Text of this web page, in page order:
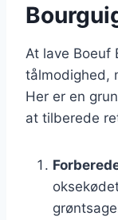
At lave Boeuf
tålmodighed,
Her er en
at tilberede